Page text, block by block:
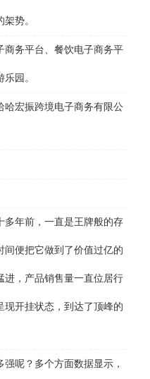
势。
务平台、餐饮电子商务平
园。
宏振跨境电子商务有限公
年前，一直是王牌般的存
间便把它做到了价值过亿的
进，产品销售量一直位居行
现开挂状态，到达了顶峰的
呢？多个方面数据显示，